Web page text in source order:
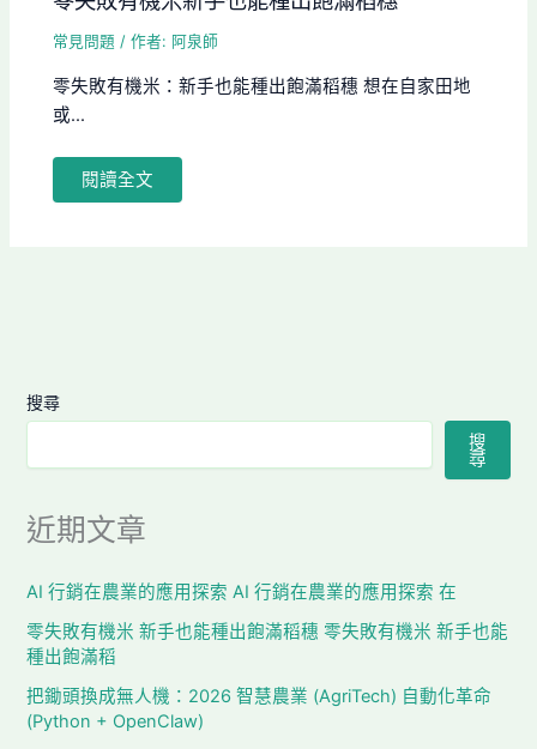
常見問題 / 作者: 阿泉師
零失敗有機米：新手也能種出飽滿稻穗 想在自家田地
或...
閱讀全文
搜尋
搜
尋
近期文章
AI 行銷在農業的應用探索 AI 行銷在農業的應用探索 在
零失敗有機米 新手也能種出飽滿稻穗 零失敗有機米 新手也能
種出飽滿稻
把鋤頭換成無人機：2026 智慧農業 (AgriTech) 自動化革命
(Python + OpenClaw)